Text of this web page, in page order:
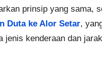
prinsip yang sama,
Duta ke Alor Setar,
jenis kenderaan dan jarak